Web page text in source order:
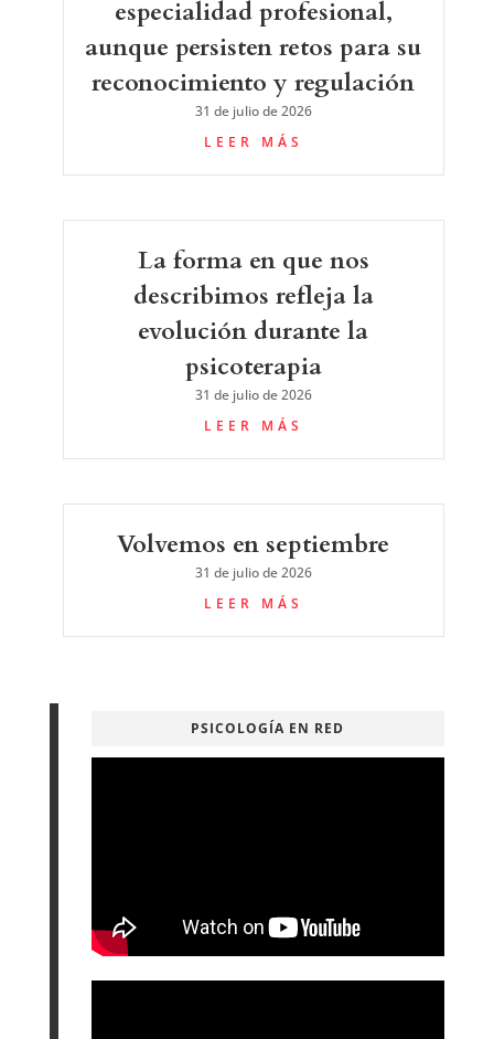
especialidad profesional,
aunque persisten retos para su
reconocimiento y regulación
31 de julio de 2026
LEER MÁS
La forma en que nos
describimos refleja la
evolución durante la
psicoterapia
31 de julio de 2026
LEER MÁS
Volvemos en septiembre
31 de julio de 2026
LEER MÁS
PSICOLOGÍA EN RED